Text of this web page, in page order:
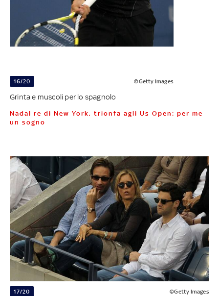
16/20 ©Getty Images
Grinta e muscoli per lo spagnolo
Nadal re di New York, trionfa agli Us Open: per me
un sogno
17/20 ©Getty Images